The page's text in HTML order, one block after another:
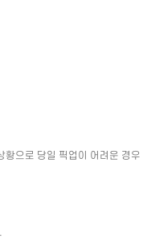
황으로 당일 픽업이 어려운 경